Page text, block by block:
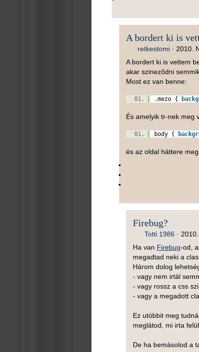
A bordert ki is
retkestomi· 2010.
A bordert ki is vettem
akar szineződni
Most ez van benne:
.mezo {
És amelyik tr-nek meg
body {
és az oldal háttere
Firebug?
Totti 1986 ·
Ha van Firebug-od,
megadtad neki a
Három dolog
- vagy nem irtál
- vagy rossz a css
- vagy a megadott
Ez utóbbit meg
meglátod, mi irta
De ha bemásolod a